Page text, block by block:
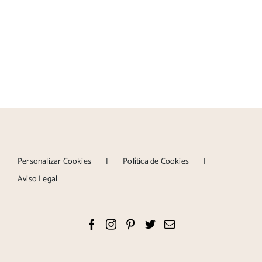
Personalizar Cookies
Política de Cookies
Aviso Legal